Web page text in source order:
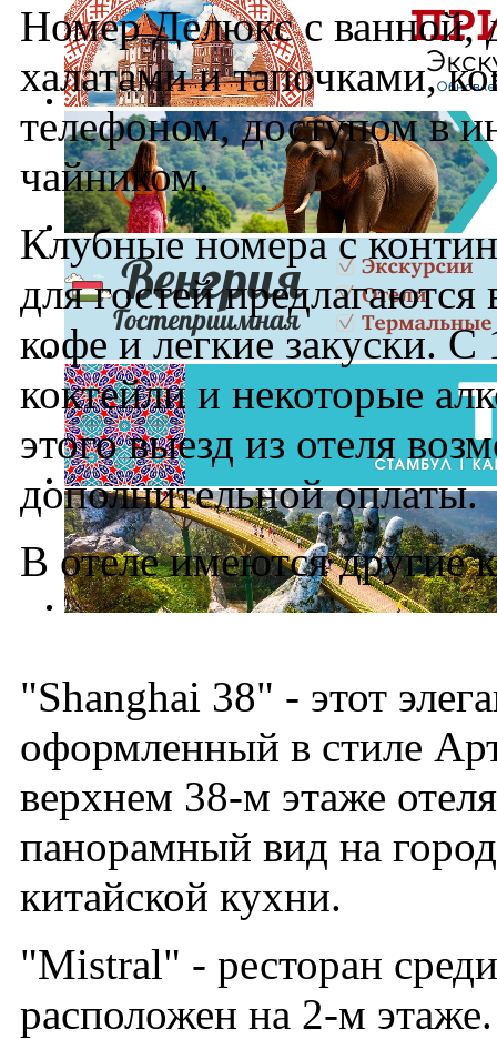
Номер Делюкс с ванной,
халатами и тапочками,
телефоном, доступом в
чайником.
Клубные номера с
для гостей
кофе и легкие закуски.
коктейли и некоторые
этого выезд из отеля
дополнительной оплаты.
В отеле имеются другие
"Shanghai 38" - этот
оформленный в стиле
верхнем 38-м этаже
панорамный вид на
китайской кухни.
"Mistral" - ресторан
расположен на 2-м этаже.